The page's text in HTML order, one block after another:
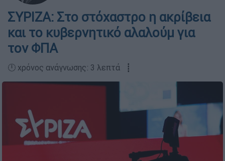
ΣΥΡΙΖΑ: Στο στόχαστρο η ακρίβεια
και το κυβερνητικό αλαλούμ για
τον ΦΠΑ
🕛 χρόνος ανάγνωσης: 3 λεπτά ┋